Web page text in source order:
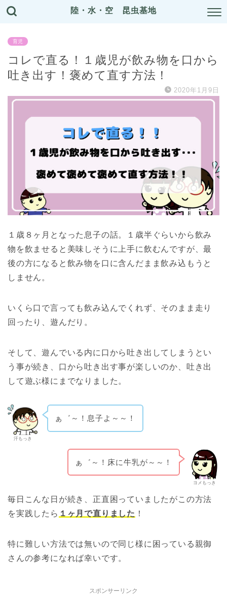
陸・水・空 昆虫基地
育児
コレで直る！１歳児が飲み物を口から
吐き出す！褒めて直す方法！
2020年1月9日
１歳８ヶ月となった息子の話。１歳半ぐらいから飲み
物を飲ませると美味しそうに上手に飲むんですが、最
後の方になると飲み物を口に含んだまま飲み込もうと
しません。
いくら口で言っても飲み込んでくれず、そのまま走り
回ったり、遊んだり。
そして、遊んでいる内に口から吐き出してしまうとい
う事が続き、口から吐き出す事が楽しいのか、吐き出
して遊ぶ様にまでなりました。
汗もっき
ぁ゛～！息子よ～～！
ヨメもっき
ぁ゛～！床に牛乳が～～！
毎日こんな日が続き、正直困っていましたがこの方法
を実践したら １ヶ月で直りました ！
特に難しい方法では無いので同じ様に困っている親御
さんの参考になれば幸いです。
スポンサーリンク